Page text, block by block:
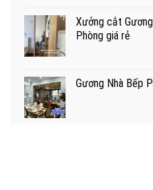
Xưởng cắt
Phòng giá rẻ
Gương Nhà Bếp